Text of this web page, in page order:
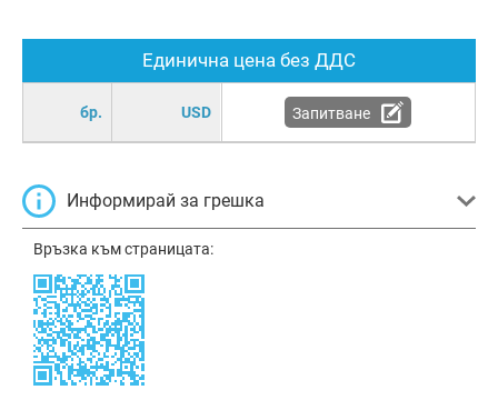
Единична цена без ДДС
бр. USD Запитване
Информирай за грешка
Връзка към страницата: